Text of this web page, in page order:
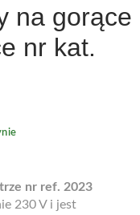
na gorące
nr kat.
nr ref. 2023
230 V i jest